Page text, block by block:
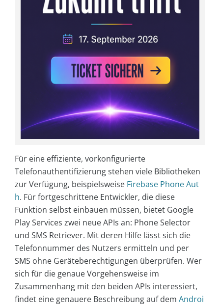
Für eine effiziente, vorkonfigurierte
Telefonauthentifizierung stehen viele Bibliotheken
zur Verfügung, beispielsweise Firebase Phone Aut
h. Für fortgeschrittene Entwickler, die diese
Funktion selbst einbauen müssen, bietet Google
Play Services zwei neue APIs an: Phone Selector
und SMS Retriever. Mit deren Hilfe lässt sich die
Telefonnummer des Nutzers ermitteln und per
SMS ohne Geräteberechtigungen überprüfen. Wer
sich für die genaue Vorgehensweise im
Zusammenhang mit den beiden APIs interessiert,
findet eine genauere Beschreibung auf dem Androi